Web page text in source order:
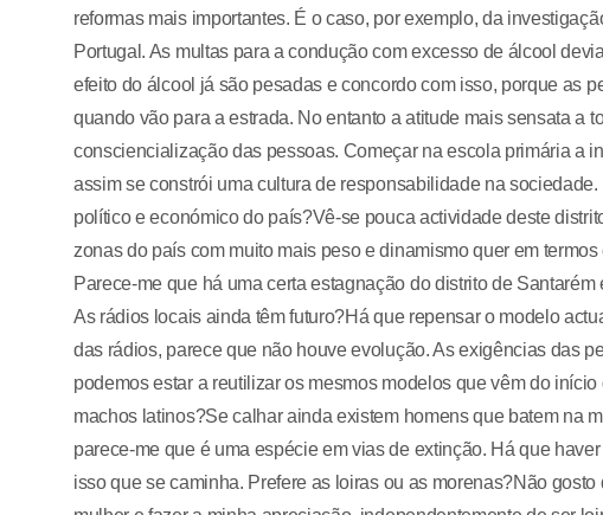
reformas mais importantes. É o caso, por exemplo, da
Portugal. As multas para a condução com excesso de álcool
efeito do álcool já são pesadas e concordo com isso, porque as
quando vão para a estrada. No entanto a atitude mais sensata a
consciencialização das pessoas. Começar na escola primária a
assim se constrói uma cultura de responsabilidade na
político e económico do país?Vê-se pouca actividade deste
zonas do país com muito mais peso e dinamismo quer em
Parece-me que há uma certa estagnação do distrito de
As rádios locais ainda têm futuro?Há que repensar o modelo
das rádios, parece que não houve evolução. As exigências das
podemos estar a reutilizar os mesmos modelos que vêm do
machos latinos?Se calhar ainda existem homens que batem na
parece-me que é uma espécie em vias de extinção. Há que
isso que se caminha. Prefere as loiras ou as morenas?Não